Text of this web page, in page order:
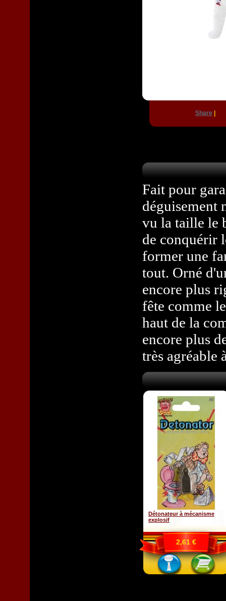
Share
Fait pour
déguisement
vu la taille le
de conquérir
former une
tout. Orné
encore plus
fête comme
haut de la
encore plus
très agréable
Détonateur à mécanisme
explosif
2,61 €